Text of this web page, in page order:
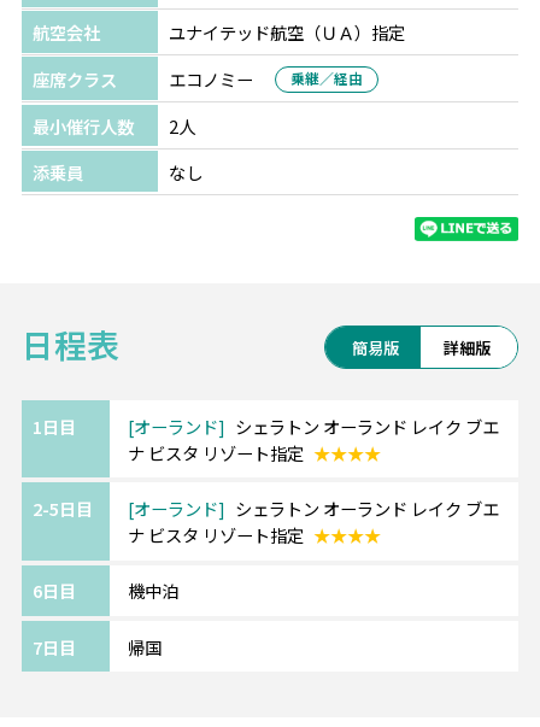
航空会社
ユナイテッド航空（ＵＡ）指定
座席クラス
エコノミー 乗継／経由
最小催行人数
2人
添乗員
なし
日程表 簡易版 詳細版
1日目 オーランド
シェラトン オーランド レイク ブエ
ナ ビスタ リゾート指定 ★★★★
2-5日目 オーランド
シェラトン オーランド レイク ブエ
ナ ビスタ リゾート指定 ★★★★
6日目 機中泊
7日目 帰国